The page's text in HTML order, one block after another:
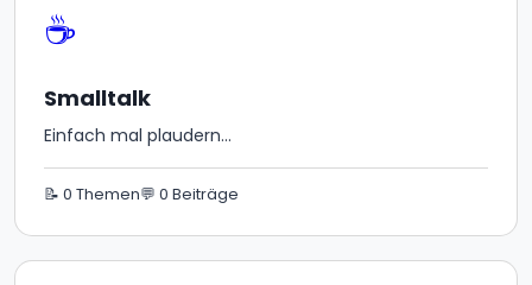
☕
Smalltalk
Einfach mal plaudern...
📝 0 Themen💬 0 Beiträge